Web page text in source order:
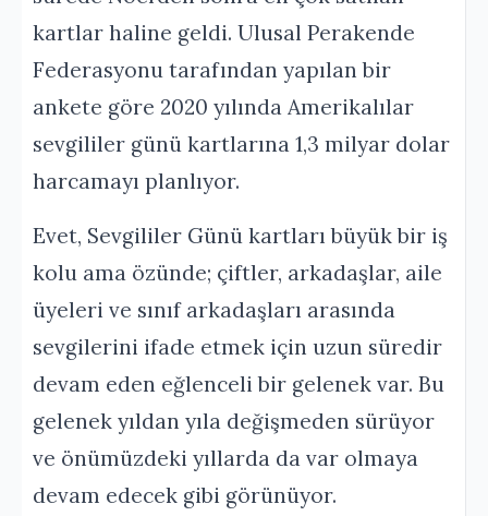
kartlar haline geldi. Ulusal Perakende
Federasyonu tarafından yapılan bir
ankete göre 2020 yılında Amerikalılar
sevgililer günü kartlarına 1,3 milyar dolar
harcamayı planlıyor.
Evet, Sevgililer Günü kartları büyük bir iş
kolu ama özünde; çiftler, arkadaşlar, aile
üyeleri ve sınıf arkadaşları arasında
sevgilerini ifade etmek için uzun süredir
devam eden eğlenceli bir gelenek var. Bu
gelenek yıldan yıla değişmeden sürüyor
ve önümüzdeki yıllarda da var olmaya
devam edecek gibi görünüyor.